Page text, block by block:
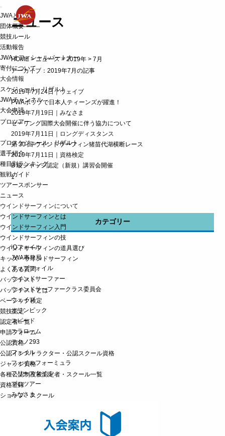
o
g
g
l
e
n
v
i
g
a
t
i
o
n
JWAとは
団体概要
競技ルール
活動報告
JWAオフィシャルパートナー
寄付について
大会情報
スケジュール・リザルト
JWAチャンネル
大会申請
プロツアー
プロスケジュール・リザルト
選手紹介
種目別ランキング
観戦ガイド
ツアースポンサー
ニュース
ウインドサーフィンについて
ウインドサーフィンとは
ウインドサーフィン入門
ウインドサーフィンの技
ウインドサーフィンの道具選び
キッズ・ウインドサーフィン
よくある質問
バッジテスト
バッジテストとは
ベーシック検定
競技認定
認定者一覧
申請フォーム
公認資格
公認インストラクター・公認スクール資格
ジャッジ資格
各種公認制度被認定者・スクール一覧
資格登録
ショップ・スクール
ニュース
HOME >ニュース>2019年 >7月
アーカイブ：2019年7月の記事
2019年7月24日｜ウェイブ
PWAポッゾで日本人ティーンズが躍進！
2019年7月19日｜みなさま
セーリング国際大会開催に伴う協力について
2019年7月11日｜ロングディスタンス
第 30 回 ウインドサーフィン猪苗代湖横断レース
2019年7月11日｜資格検定
B 級ジャッジ認定（新規）講習会開催
1
カテゴリー
iQフォイル
JWA事務局
アップフォイル
ウインドサーファー
ウィンドサーファークラス委員会
ウェイブ
オリンピック
スピード
スラローム
テクノ293
フォイル
フォイルフォーミュラ
フリースタイル
プロツアー
みなさま
ロングディスタンス